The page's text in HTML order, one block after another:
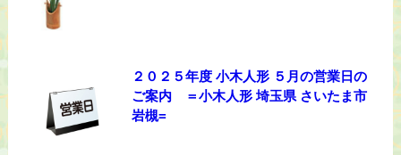
２０２５年度 小木人形 ５月の営業日の
ご案内 ＝小木人形 埼玉県 さいたま市
岩槻=